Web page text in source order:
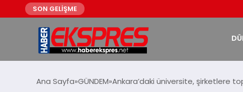
SON GELİŞME
Ana Sayfa GÜNDEM Ankara’daki üniversite, şirketlere